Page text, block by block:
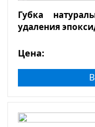
Губка
удаления
Цена: